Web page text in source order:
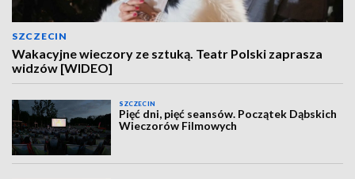
SZCZECIN
Wakacyjne wieczory ze sztuką. Teatr Polski zaprasza
widzów [WIDEO]
SZCZECIN
Pięć dni, pięć seansów. Początek Dąbskich
Wieczorów Filmowych